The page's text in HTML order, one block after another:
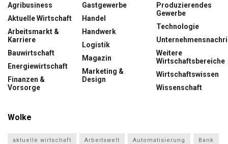
Agribusiness
Aktuelle Wirtschaft
Arbeitsmarkt &
Karriere
Bauwirtschaft
Energiewirtschaft
Finanzen &
Vorsorge
Gastgewerbe
Handel
Handwerk
Logistik
Magazin
Marketing &
Design
Produzierendes
Gewerbe
Technologie
Weitere
Wirtschaftsbereiche
Wirtschaftswissen
Wissenschaft
Wolke
aktuelle wirtschaft Arbeitswelt Automatisierung Bank